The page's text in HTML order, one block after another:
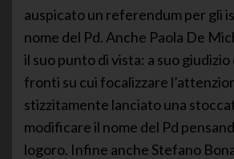
auspicato un referendum per gli
nome del Pd. Anche Paola De
il suo punto di vista: a suo
fronti su cui focalizzare
stizzitamente lanciato una
modificare il nome del Pd
logoro. Infine anche Stefano